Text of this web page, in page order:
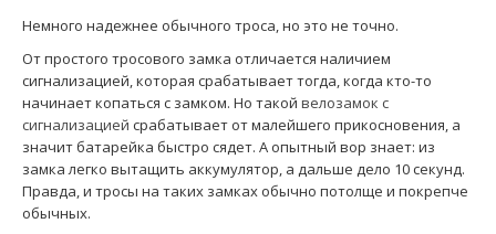
Немного надежнее обычного троса, но это не точно.
От простого тросового замка отличается наличием
сигнализацией, которая срабатывает тогда, когда кто-то
начинает копаться с замком. Но такой велозамок с
сигнализацией срабатывает от малейшего прикосновения, а
значит батарейка быстро сядет. А опытный вор знает: из
замка легко вытащить аккумулятор, а дальше дело 10 секунд.
Правда, и тросы на таких замках обычно потолще и покрепче
обычных.